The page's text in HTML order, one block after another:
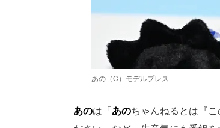
あの（C）モデルプレス
あのは「あのちゃんねるとは『